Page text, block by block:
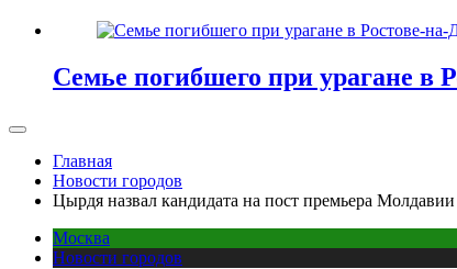
Семье погибшего при урагане в
Главная
Новости городов
Цырдя назвал кандидата на пост премьера
Москва
Новости городов